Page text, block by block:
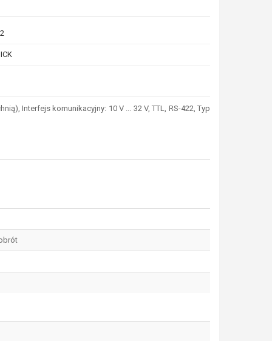
Interfejs komunikacyjny: 10 V ... 32 V, TTL, RS-422, Typ